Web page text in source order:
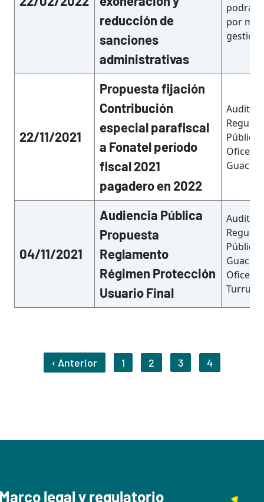
reducción de
sanciones
administrativas
podrán
por
22/11/2021
Propuesta fijación
Contribución
especial parafiscal
a Fonatel período
fiscal 2021
pagadero en 2022
04/11/2021
Audiencia Pública
Propuesta
Reglamento
Régimen Protección
Usuario Final
Pagination‹ AnteriorPrevious Page
1 2 3 4
legal y regulatorio